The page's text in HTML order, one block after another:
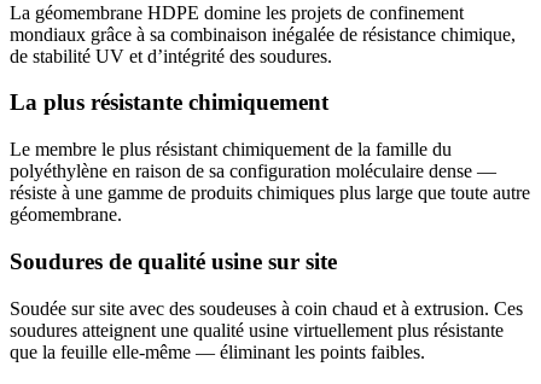
La géomembrane HDPE domine les projets de confinement
mondiaux grâce à sa combinaison inégalée de résistance chimique,
de stabilité UV et d’intégrité des soudures.
La plus résistante chimiquement
Le membre le plus résistant chimiquement de la famille du
polyéthylène en raison de sa configuration moléculaire dense —
résiste à une gamme de produits chimiques plus large que toute autre
géomembrane.
Soudures de qualité usine sur site
Soudée sur site avec des soudeuses à coin chaud et à extrusion. Ces
soudures atteignent une qualité usine virtuellement plus résistante
que la feuille elle-même — éliminant les points faibles.